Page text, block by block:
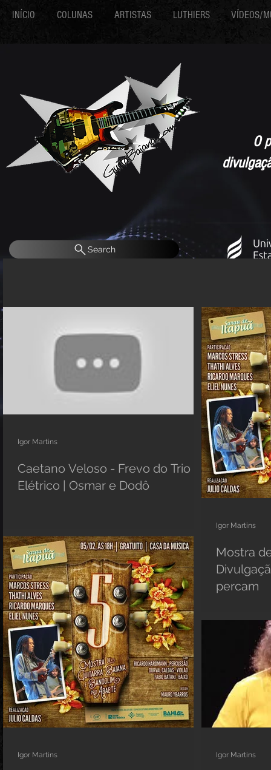
INÍCIO COLUNAS ARTISTAS LUTHIERS VÍDEOS/
O
Search
Caetano Veloso - Frevo do Trio
Elétrico | Osmar e Dodô
Igor Martins
Mostra
percam
Igor Martins
Igor Martins Igor Martins